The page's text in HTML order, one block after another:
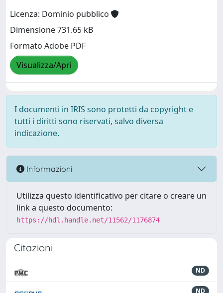
Licenza: Dominio pubblico
Dimensione 731.65 kB
Formato Adobe PDF
Visualizza/Apri
I documenti in IRIS sono protetti da copyright e
tutti i diritti sono riservati, salvo diversa
indicazione.
Informazioni
Utilizza questo identificativo per citare o creare un
link a questo documento:
https://hdl.handle.net/11562/1176874
Citazioni
ND
ND